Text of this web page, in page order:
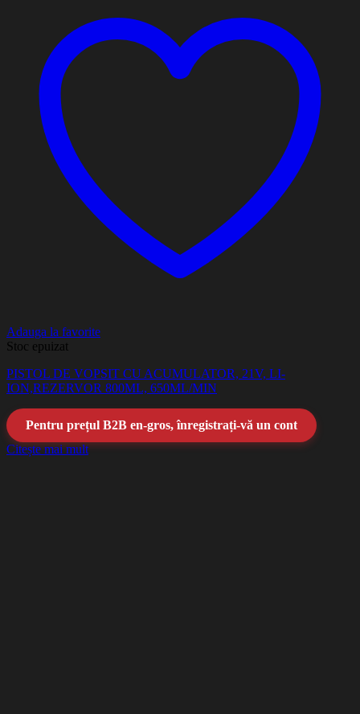
Adauga la favorite
Stoc epuizat
PISTOL DE VOPSIT CU ACUMULATOR, 21V, LI-
ION,REZERVOR 800ML, 650ML/MIN
Pentru prețul B2B en-gros, înregistrați-vă un cont
Citește mai mult